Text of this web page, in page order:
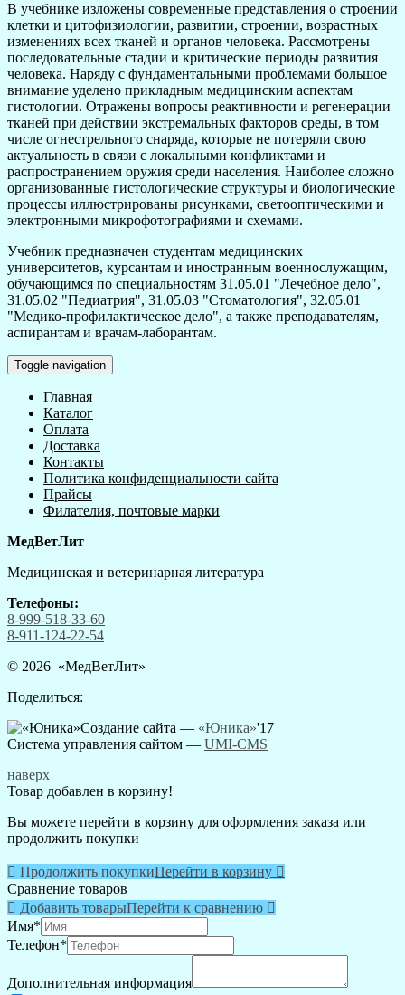
В учебнике изложены современные представления о строении
клетки и цитофизиологии, развитии, строении, возрастных
изменениях всех тканей и органов человека. Рассмотрены
последовательные стадии и критические периоды развития
человека. Наряду с фундаментальными проблемами большое
внимание уделено прикладным медицинским аспектам
гистологии. Отражены вопросы реактивности и регенерации
тканей при действии экстремальных факторов среды, в том
числе огнестрельного снаряда, которые не потеряли свою
актуальность в связи с локальными конфликтами и
распространением оружия среди населения. Наиболее сложно
организованные гистологические структуры и биологические
процессы иллюстрированы рисунками, светооптическими и
электронными микрофотографиями и схемами.
Учебник предназначен студентам медицинских
университетов, курсантам и иностранным военнослужащим,
обучающимся по специальностям 31.05.01 "Лечебное дело",
31.05.02 "Педиатрия", 31.05.03 "Стоматология", 32.05.01
"Медико-профилактическое дело", а также преподавателям,
аспирантам и врачам-лаборантам.
Toggle navigation
Главная
Каталог
Оплата
Доставка
Контакты
Политика конфиденциальности сайта
Прайсы
Филателия, почтовые марки
МедВетЛит
Медицинская и ветеринарная литература
Телефоны:
8-999-518-33-60
8-911-124-22-54
© 2026 «МедВетЛит»
Поделиться:
Создание сайта — «Юника»'17
Система управления сайтом — UMI-CMS
наверх
Товар добавлен в корзину!
Вы можете перейти в корзину для оформления заказа или
продолжить покупки
 Продолжить покупкиПерейти в корзину 
Сравнение товаров
 Добавить товарыПерейти к сравнению 
Имя*
Телефон*
Дополнительная информация